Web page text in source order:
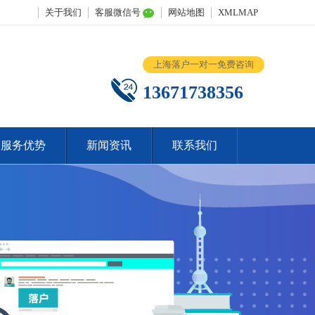
关于我们 客服微信号 网站地图 XMLMAP
上海落户一对一免费咨询
13671738356
服务优势 新闻资讯 联系我们